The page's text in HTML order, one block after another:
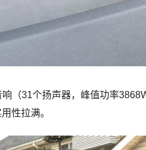
响（31个扬声器，峰值功率
性拉满。